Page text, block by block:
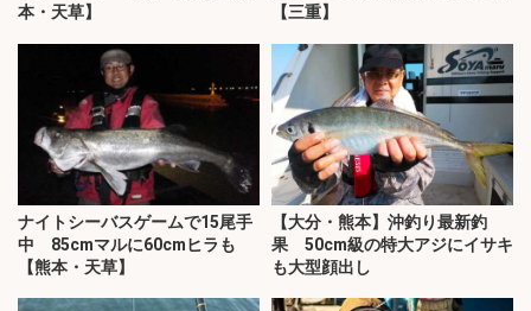
本・天草】
【三重】
ナイトシーバスゲームで15尾手
中 85cmマルに60cmヒラも
【熊本・天草】
【大分・熊本】沖釣り最新釣
果 50cm級の特大アジにイサキ
も大型顔出し